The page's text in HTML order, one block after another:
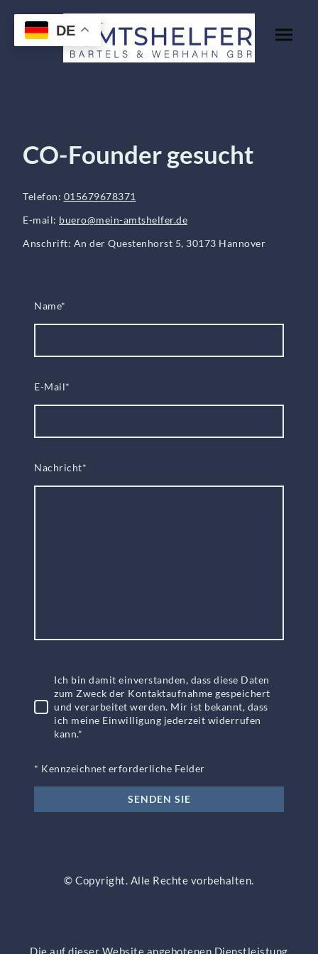
CO-Founder gesucht
Telefon: 015679678371
E-mail: buero@mein-amtshelfer.de
Anschrift: An der Questenhorst 5, 30173 Hannover
Name*
E-Mail*
Nachricht*
Ich bin damit einverstanden, dass diese Daten
zum Zweck der Kontaktaufnahme gespeichert
und verarbeitet werden. Mir ist bekannt, dass
ich meine Einwilligung jederzeit widerrufen
kann.*
* Kennzeichnet erforderliche Felder
SENDEN SIE
© Copyright. Alle Rechte vorbehalten.
Die auf dieser Website angebotenen Dienstleistung
DE